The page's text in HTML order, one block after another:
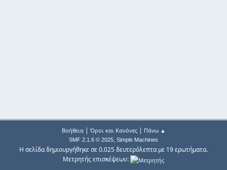
Βοήθεια| Όροι και Κανόνες| Πάνω ▲
SMF 2.1.6 © 2025, Simple Machines
Η σελίδα δημιουργήθηκε σε 0.025 δευτερόλεπτα με 19 ερωτήματα.
Μετρητής επισκέψεων: